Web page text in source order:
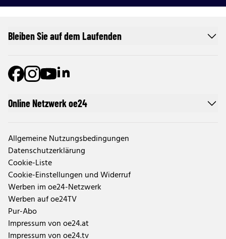
Online Netzwerk oe24
Allgemeine Nutzungsbedingungen
Datenschutzerklärung
Cookie-Liste
Cookie-Einstellungen und Widerruf
Werben im oe24-Netzwerk
Werben auf oe24TV
Pur-Abo
Impressum von oe24.at
Impressum von oe24.tv
Bleiben Sie auf dem Laufenden